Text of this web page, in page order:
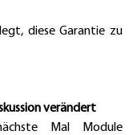
diese Garantie zu
verändert
Mal Module